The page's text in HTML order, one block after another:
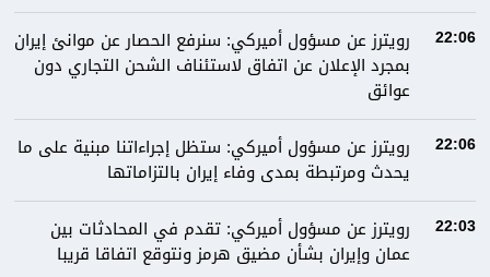
22:06
رويترز عن مسؤول أميركي: سنرفع الحصار عن موانئ إيران
بمجرد الإعلان عن اتفاق لاستئناف الشحن التجاري دون
عوائق
22:06
رويترز عن مسؤول أميركي: ستظل إجراءاتنا مبنية على ما
يحدث ومرتبطة بمدى وفاء إيران بالتزاماتها
22:03
رويترز عن مسؤول أميركي: تقدم في المحادثات بين
عمان وإيران بشأن مضيق هرمز ونتوقع اتفاقا قريبا